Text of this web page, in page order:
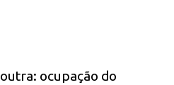
ocupação do